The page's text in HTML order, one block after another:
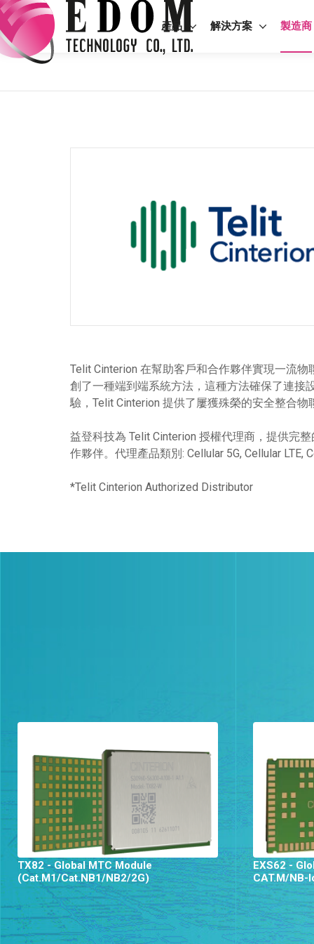
產品 解決方案 製造商
Telit Cinterion 在幫助客戶和合作夥伴實現一流
創了一種端到端系統方法，這種方法確保了連接
驗，Telit Cinterion 提供了屢獲殊榮的安全整合
益登科技為 Telit Cinterion 授權代理商，提供完
作夥伴。代理產品類別: Cellular 5G, Cellular
*Telit Cinterion Authorized Distributor
TX82 - Global MTC Module
(Cat.M1/Cat.NB1/NB2/2G)
EXS62 -
CAT.M/NB-